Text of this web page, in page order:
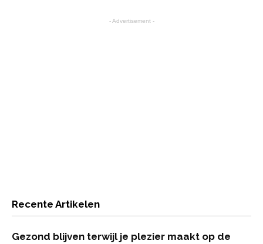
- Advertisement -
Recente Artikelen
Gezond blijven terwijl je plezier maakt op de